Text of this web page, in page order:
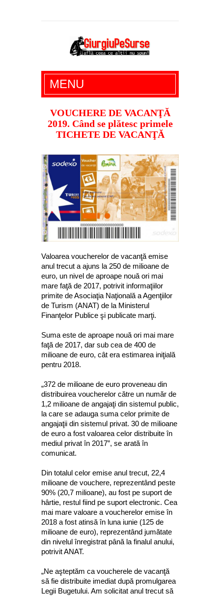
Giurgiu Pe Surse – actualitate giurgiu,
administratie giurgiu, stiri politice, social
economic, editoriale giurgiu, dezvaluiri,
soc, cancan, stiri locale
MENU
VOUCHERE DE VACANŢĂ
2019. Când se plătesc primele
TICHETE DE VACANŢĂ
Valoarea voucherelor de vacanţă emise
anul trecut a ajuns la 250 de milioane de
euro, un nivel de aproape nouă ori mai
mare faţă de 2017, potrivit informaţiilor
primite de Asociaţia Naţională a Agenţiilor
de Turism (ANAT) de la Ministerul
Finanţelor Publice şi publicate marţi.
Suma este de aproape nouă ori mai mare
faţă de 2017, dar sub cea de 400 de
milioane de euro, cât era estimarea iniţială
pentru 2018.
„372 de milioane de euro proveneau din
distribuirea voucherelor către un număr de
1,2 milioane de angajaţi din sistemul public,
la care se adauga suma celor primite de
angajaţii din sistemul privat. 30 de milioane
de euro a fost valoarea celor distribuite în
mediul privat în 2017”, se arată în
comunicat.
Din totalul celor emise anul trecut, 22,4
milioane de vouchere, reprezentând peste
90% (20,7 milioane), au fost pe suport de
hârtie, restul fiind pe suport electronic. Cea
mai mare valoare a voucherelor emise în
2018 a fost atinsă în luna iunie (125 de
milioane de euro), reprezentând jumătate
din nivelul înregistrat până la finalul anului,
potrivit ANAT.
„Ne aşteptăm ca voucherele de vacanţă
să fie distribuite imediat după promulgarea
Legii Bugetului. Am solicitat anul trecut să